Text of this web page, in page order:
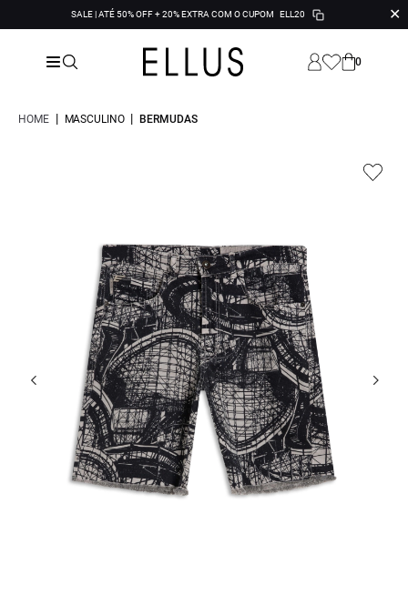
SALE | ATÉ 50% OFF + 20% EXTRA COM O CUPOM ELL20 ✕
0
HOME | MASCULINO | BERMUDAS